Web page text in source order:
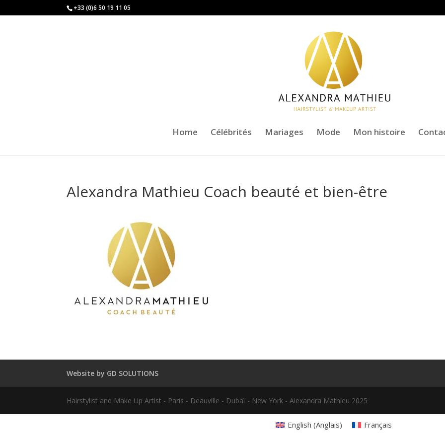
+33 (0)6 50 19 11 05
Home Célébrités Mariages Mode Mon histoire
Alexandra Mathieu Coach beauté et bien-être
Website by GD SOLUTIONS
Hairstylist and Make Up Artist - Paris - Deauville - Dubaï - New York - Alexandra Mathieu 2025
English (Anglais) Français